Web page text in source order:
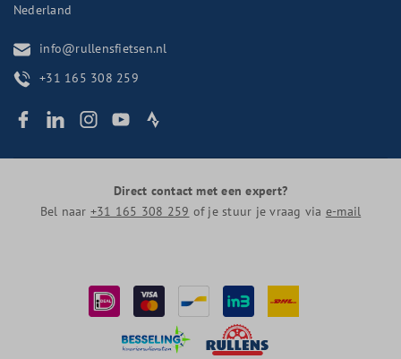
Nederland
info@rullensfietsen.nl
+31 165 308 259
Direct contact met een expert?
Bel naar +31 165 308 259 of je stuur je vraag via e-mail